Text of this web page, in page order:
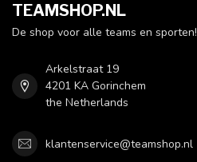
TEAMSHOP.NL
De shop voor alle teams en sporten!
Arkelstraat 19
4201 KA Gorinchem
the Netherlands
klantenservice@teamshop.nl